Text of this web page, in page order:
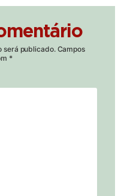
será publicado. Campos
*